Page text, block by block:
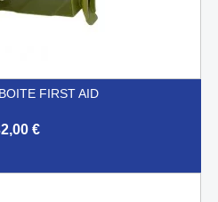
FIRST AID
€